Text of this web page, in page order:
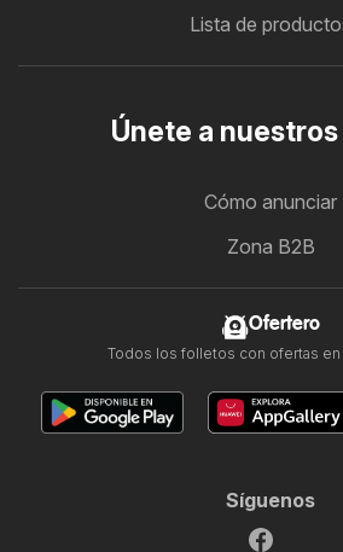
Lista de
Únete a
Cómo anunciar
Zona B2B
Ofertero
Todos los folletos con ofertas en
Síguenos